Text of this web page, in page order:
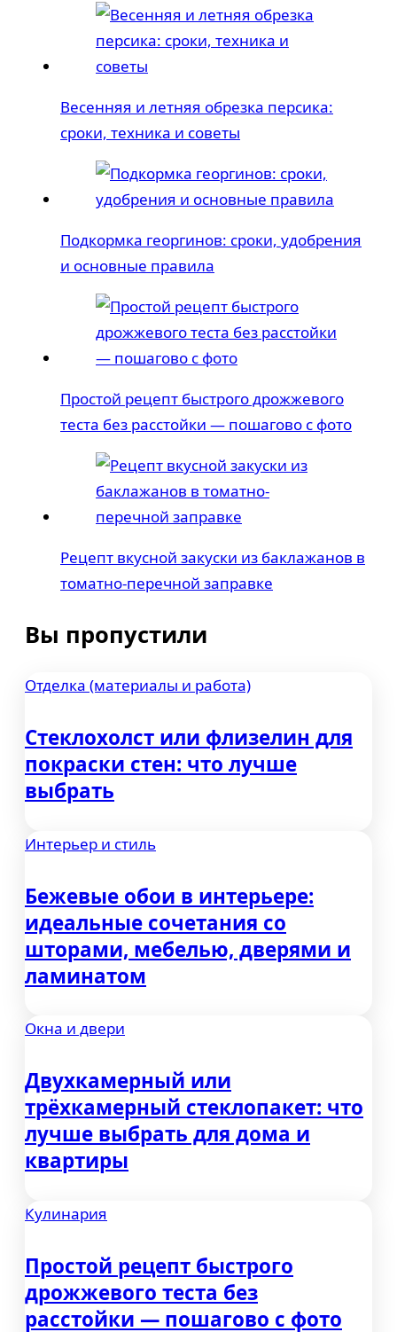
Весенняя и летняя обрезка персика:
сроки, техника и советы
Подкормка георгинов: сроки, удобрения
и основные правила
Простой рецепт быстрого дрожжевого
теста без расстойки — пошагово с фото
Рецепт вкусной закуски из баклажанов в
томатно-перечной заправке
Вы пропустили
Отделка (материалы и работа)
Стеклохолст или флизелин для
покраски стен: что лучше
выбрать
Интерьер и стиль
Бежевые обои в интерьере:
идеальные сочетания со
шторами, мебелью, дверями и
ламинатом
Окна и двери
Двухкамерный или
трёхкамерный стеклопакет: что
лучше выбрать для дома и
квартиры
Кулинария
Простой рецепт быстрого
дрожжевого теста без
расстойки — пошагово с фото